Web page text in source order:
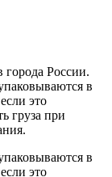
России.
в
это
груза при
в
это